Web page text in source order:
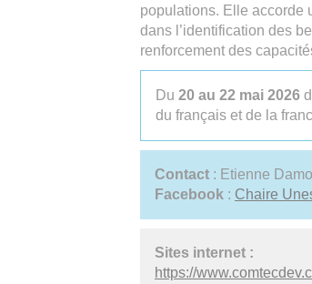
populations. Elle accorde
dans l’identification des
renforcement des
Du 20 au 22 mai 2026
du français et de la
Contact : Etienne
Facebook: Chaire
Sites internet :
https://